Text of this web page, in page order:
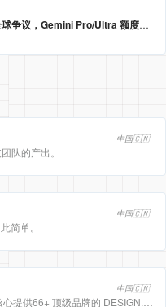
谷歌紧急应对：新算力计费引发全球争议，Gemini Pro/Ultra 额度永久提升至3倍！
中国🇨🇳
队的产出。
中国🇨🇳
简单。
中国🇨🇳